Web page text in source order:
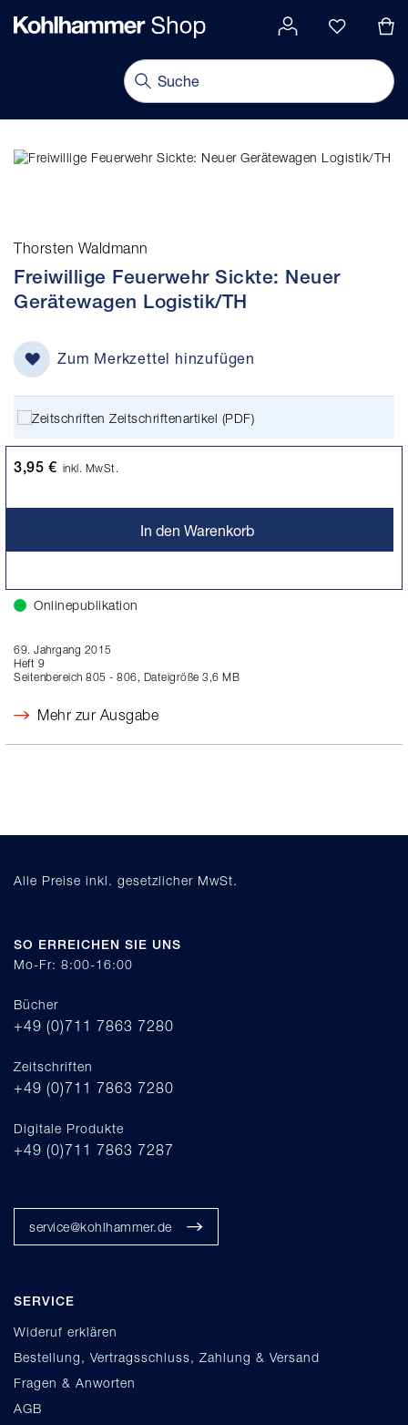
springen
Thorsten Waldmann
Freiwillige Feuerwehr Sickte: Neuer
Gerätewagen Logistik/TH
Zum Merkzettel hinzufügen
Zeitschriftenartikel (PDF)
3,95 € inkl. MwSt.
In den Warenkorb
Onlinepublikation
69. Jahrgang 2015
Heft 9
Seitenbereich 805 - 806, Dateigröße 3,6 MB
Mehr zur Ausgabe
Alle Preise inkl. gesetzlicher MwSt.
SO ERREICHEN SIE UNS
Mo-Fr: 8:00-16:00
Bücher
+49 (0)711 7863 7280
Zeitschriften
+49 (0)711 7863 7280
Digitale Produkte
+49 (0)711 7863 7287
service@kohlhammer.de
SERVICE
Wideruf erklären
Bestellung, Vertragsschluss, Zahlung & Versand
Fragen & Anworten
AGB